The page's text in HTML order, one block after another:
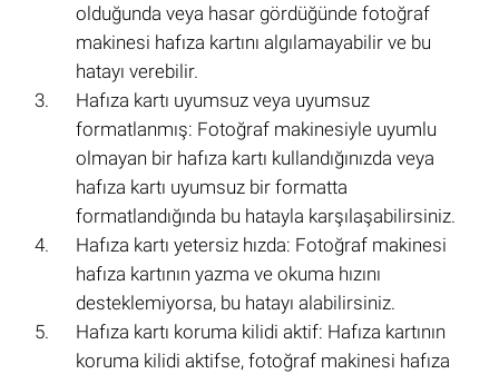
olduğunda veya hasar gördüğünde fotoğraf
makinesi hafıza kartını algılamayabilir ve bu
hatayı verebilir.
Hafıza kartı uyumsuz veya uyumsuz
formatlanmış: Fotoğraf makinesiyle uyumlu
olmayan bir hafıza kartı kullandığınızda veya
hafıza kartı uyumsuz bir formatta
formatlandığında bu hatayla karşılaşabilirsiniz.
Hafıza kartı yetersiz hızda: Fotoğraf makinesi
hafıza kartının yazma ve okuma hızını
desteklemiyorsa, bu hatayı alabilirsiniz.
Hafıza kartı koruma kilidi aktif: Hafıza kartının
koruma kilidi aktifse, fotoğraf makinesi hafıza